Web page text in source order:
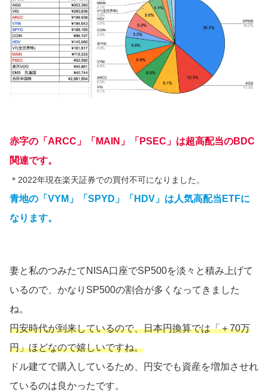
赤字の「ARCC」「MAIN」「PSEC」は超高配当のBDC
関連です。
＊2022年現在楽天証券での買付不可になりました。
青地の「VYM」「SPYD」「HDV」は人気高配当ETFに
なります。
妻と私のつみたてNISA口座でSP500を淡々と積み上げて
いるので、かなりSP500の割合が多くなってきました
ね。
円安時代が到来しているので、日本円換算では「＋70万
円」ほどなので嬉しいですね。
ドル建てで購入しているため、円安でも資産を増加させれ
ているのは良かったです。